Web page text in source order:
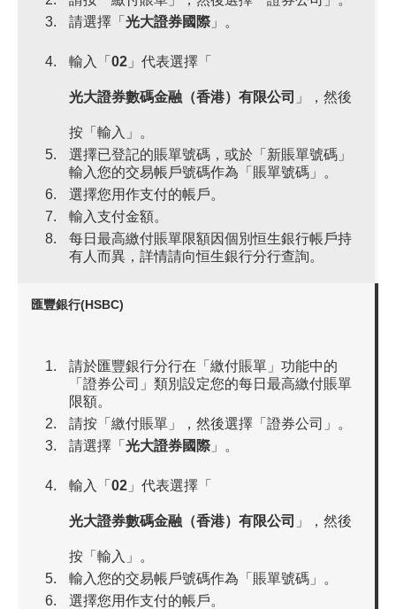
請選擇「 光大證券國際 」。
輸入「 02 」代表選擇「
光大證券數碼金融（香港）有限公司 」，然後
按「輸入」。
選擇已登記的賬單號碼，或於「新賬單號碼」
輸入您的交易帳戶號碼作為「賬單號碼」。
選擇您用作支付的帳戶。
輸入支付金額。
每日最高繳付賬單限額因個別恒生銀行帳戶持
有人而異，詳情請向恒生銀行分行查詢。
匯豐銀行(HSBC)
請於匯豐銀行分行在「繳付賬單」功能中的
「證券公司」類別設定您的每日最高繳付賬單
限額。
請按「繳付賬單」，然後選擇「證券公司」。
請選擇「 光大證券國際 」。
輸入「 02 」代表選擇「
光大證券數碼金融（香港）有限公司 」，然後
按「輸入」。
輸入您的交易帳戶號碼作為「賬單號碼」。
選擇您用作支付的帳戶。